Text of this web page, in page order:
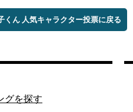
くん 人気キャラクター投票に戻る
グを探す